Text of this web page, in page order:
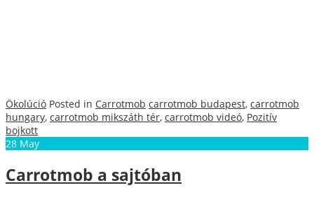
Ökolúció Posted in Carrotmob carrotmob budapest, carrotmob
hungary, carrotmob mikszáth tér, carrotmob videó, Pozitív
bojkott
28 May
Carrotmob a sajtóban